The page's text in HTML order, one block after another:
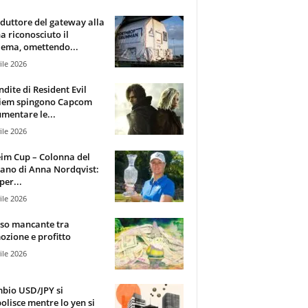
del gateway alla
riconosciuto il
omettendo...
2026
di Resident Evil
spingono Capcom
le...
2026
Cup – Colonna del
di Anna Nordqvist:
2026
mancante tra
e profitto
2026
USD/JPY si
mentre lo yen si